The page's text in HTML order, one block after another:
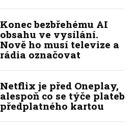
Konec bezbřehému AI
obsahu ve vysílání.
Nově ho musí televize a
rádia označovat
Netflix je před Oneplay,
alespoň co se týče plateb
předplatného kartou